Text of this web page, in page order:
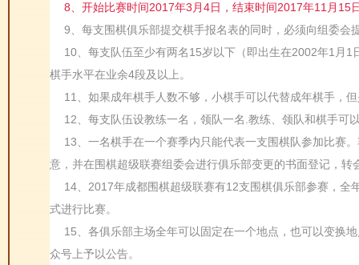
8、开始比赛时间2017年3月4日，结束时间2017年11月15
9、每支围棋俱乐部提交棋手报名表的同时，必须向组委会
10、每支队伍至少有两名15岁以下（即出生在2002年1月
棋手水平在业余4段及以上。
11、如果成年棋手人数不够，小棋手可以代替成年棋手，
12、每支队伍设教练一名，领队一名.教练、领队和棋手可
13、一名棋手在一个赛季内只能代表一支围棋队参加比赛
意，并在围棋超级联赛组委会进行俱乐部变更的书面登记，转
14、2017年成都围棋超级联赛有12支围棋俱乐部参赛，
式进行比赛。
15、各俱乐部主场全年可以固定在一个地点，也可以变换
众号上予以公告。